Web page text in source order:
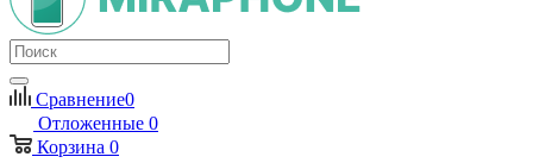
Сравнение0
Отложенные 0
Корзина 0